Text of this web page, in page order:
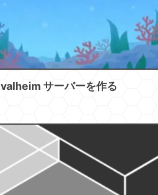
valheim サーバーを作る